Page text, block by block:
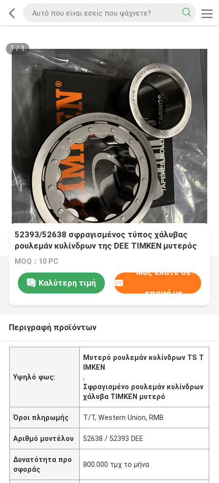
1/1
52393/52638 σφραγισμένος τύπος χάλυβας
ρουλεμάν κυλίνδρων της DEE TIMKEN μυτερός
TS
MOQ：10 PC
Καλύτερη τιμή
Μας ελάτε σε
επαφή με
Περιγραφή προϊόντων
Υψηλό φως:
Μυτερό ρουλεμάν κυλίνδρων TS T
IMKEN
,
Σφραγισμένο ρουλεμάν κυλίνδρων
χάλυβα TIMKEN μυτερό
Όροι πληρωμής T/T, Western Union, RMB
Αριθμό μοντέλου 52638 / 52393 DEE
Δυνατότητα προ
σφοράς
800.000 τμχ το μήνα